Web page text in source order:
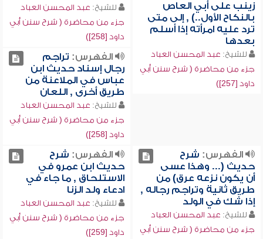
زينب على أبي العاص
بالنكاح الأول..) , إلى متى
ترد عليه امرأته إذا أسلم
بعدها
للشيخ: عبد المحسن العباد
جزء من محاضرة ( شرح سنن أبي
داود [257])
للشيخ: عبد المحسن العباد
جزء من محاضرة ( شرح سنن أبي
داود [258])
الفهرس: تراجم
رجال إسناد حديث ابن
عباس في الملاعنة من
طريق أخرى , اللعان
للشيخ: عبد المحسن العباد
جزء من محاضرة ( شرح سنن أبي
داود [258])
الفهرس: شرح
حديث (... وهذا عسى
أن يكون نزعه عرق) من
طريق ثانية وتراجم رجاله ,
إذا شك في الولد
للشيخ: عبد المحسن العباد
جزء من محاضرة ( شرح سنن أبي
الفهرس: شرح
حديث ابن عمرو في
الاستلحاق , ما جاء في
ادعاء ولد الزنا
للشيخ: عبد المحسن العباد
جزء من محاضرة ( شرح سنن أبي
داود [259])